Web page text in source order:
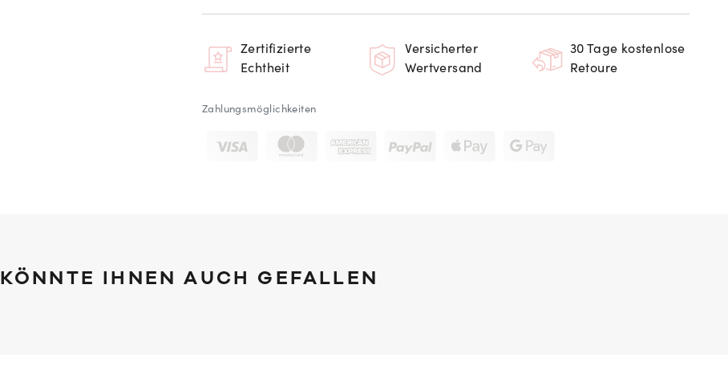
Zertifizierte
Echtheit
Versicherter
Wertversand
30 Tage kostenlose
Retoure
Zahlungsmöglichkeiten
KÖNNTE IHNEN AUCH GEFALLEN